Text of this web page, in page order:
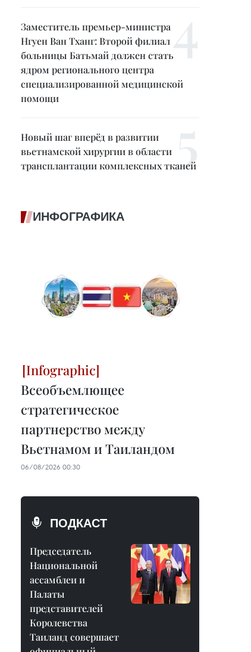
Заместитель премьер-министра
Нгуен Ван Тханг: Второй филиал
больницы Батьмай должен стать
ядром регионального центра
специализированной медицинской
помощи
Новый шаг вперёд в развитии
вьетнамской хирургии в области
трансплантации комплексных тканей
ИНФОГРАФИКА
Всеобъемлющее
стратегическое
партнерство между
Вьетнамом и Таиландом
06/08/2026 00:30
ПОДКАСТ
Председатель
Национальной
ассамблеи и
Палаты
представителей
Королевства
Таиланд совершает